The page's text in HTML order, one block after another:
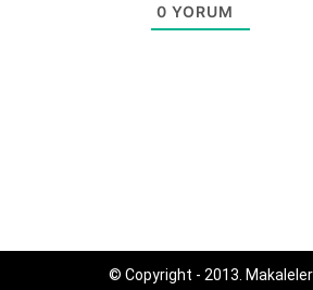
0 YORUM
© Copyright - 2013.